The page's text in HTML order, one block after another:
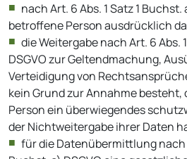
nach Art. 6 Abs. 1 Satz 1
betroffene Person ausdrücklich
die Weitergabe nach Art. 6 Abs.
DSGVO zur Geltendmachung,
Verteidigung von
kein Grund zur Annahme besteht,
Person ein überwiegendes
der Nichtweitergabe ihrer Daten
für die Datenübermittlung nach